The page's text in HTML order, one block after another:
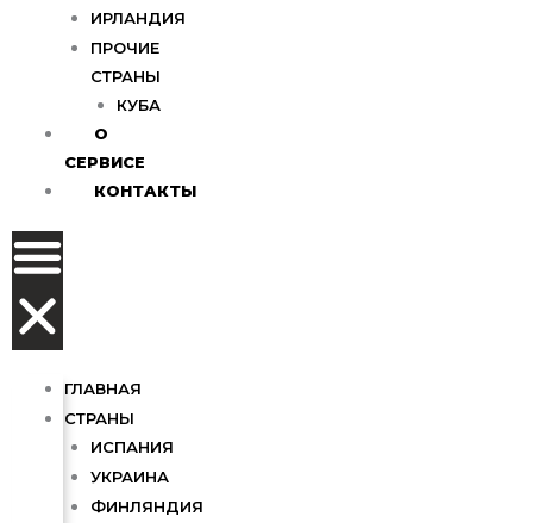
ИРЛАНДИЯ
ПРОЧИЕ
СТРАНЫ
КУБА
О
СЕРВИСЕ
КОНТАКТЫ
ГЛАВНАЯ
СТРАНЫ
ИСПАНИЯ
УКРАИНА
ФИНЛЯНДИЯ